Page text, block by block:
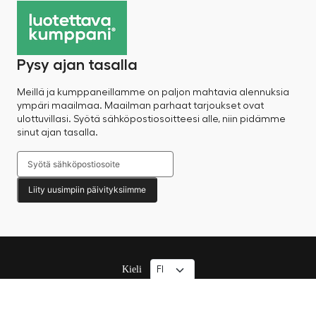
Pysy ajan tasalla
Meillä ja kumppaneillamme on paljon mahtavia alennuksia
ympäri maailmaa. Maailman parhaat tarjoukset ovat
ulottuvillasi. Syötä sähköpostiosoitteesi alle, niin pidämme
sinut ajan tasalla.
Liity uusimpiin päivityksiimme
Kieli